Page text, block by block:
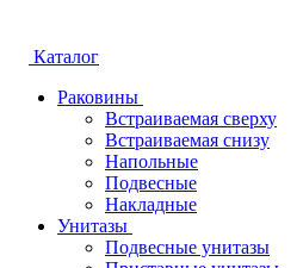
Каталог
Раковины
Встраиваемая сверху
Встраиваемая снизу
Напольные
Подвесные
Накладные
Унитазы
Подвесные унитазы